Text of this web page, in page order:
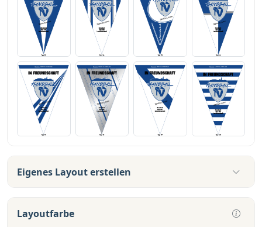
Eigenes Layout erstellen
Layoutfarbe